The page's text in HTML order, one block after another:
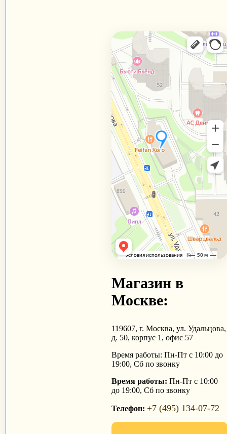
Магазин в
Москве:
119607, г. Москва, ул. Удальцова,
д. 50, корпус 1, офис 57
Время работы: Пн-Пт с 10:00 до
19:00, Сб по звонку
Время работы: Пн-Пт с 10:00
до 19:00, Сб по звонку
Телефон: +7 (495) 134-07-72